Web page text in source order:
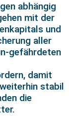
abhängig
mit der
und
aller
gefährdeten
damit
stabil
die